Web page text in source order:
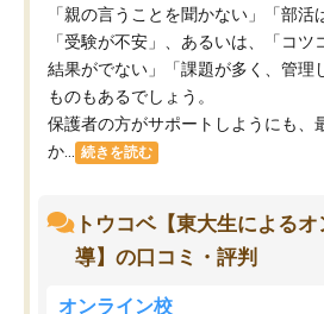
「親の言うことを聞かない」「部活
「受験が不安」、あるいは、「コツ
結果がでない」「課題が多く、管理
ものもあるでしょう。
保護者の方がサポートしようにも、
か...
続きを読む
トウコベ【東大生による
導】の口コミ・評判
オンライン校